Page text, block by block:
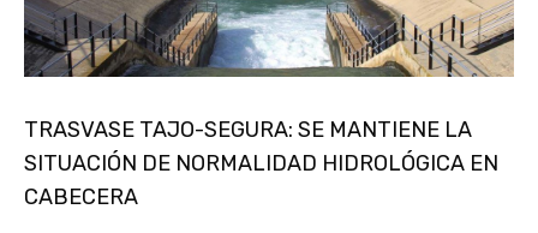
TRASVASE TAJO-SEGURA: SE MANTIENE LA
SITUACIÓN DE NORMALIDAD HIDROLÓGICA EN
CABECERA